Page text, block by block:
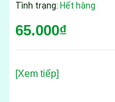
Tình trạng: Hết hàng
65.000₫
[Xem tiếp]